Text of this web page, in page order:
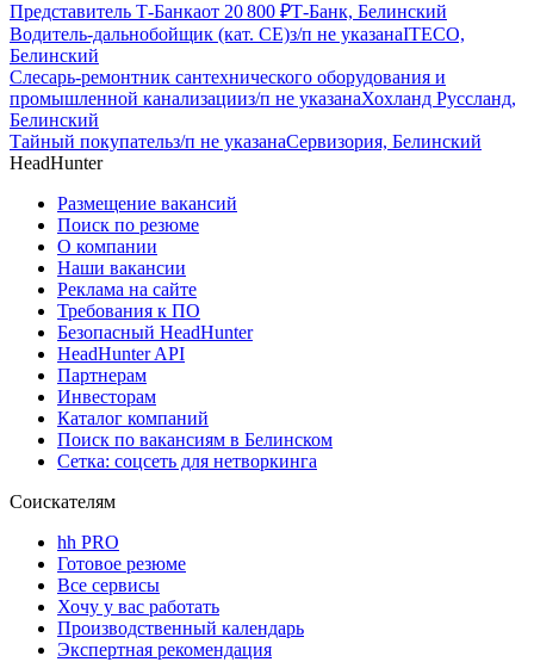
Представитель Т-Банкаот 20 800 ₽Т-Банк, Белинский
Водитель-дальнобойщик (кат. CE)з/п не указанаITECO,
Белинский
Слесарь-ремонтник сантехнического оборудования и
промышленной канализацииз/п не указанаХохланд Руссланд,
Белинский
Тайный покупательз/п не указанаСервизория, Белинский
HeadHunter
Размещение вакансий
Поиск по резюме
О компании
Наши вакансии
Реклама на сайте
Требования к ПО
Безопасный HeadHunter
HeadHunter API
Партнерам
Инвесторам
Каталог компаний
Поиск по вакансиям в Белинском
Сетка: соцсеть для нетворкинга
Соискателям
hh PRO
Готовое резюме
Все сервисы
Хочу у вас работать
Производственный календарь
Экспертная рекомендация